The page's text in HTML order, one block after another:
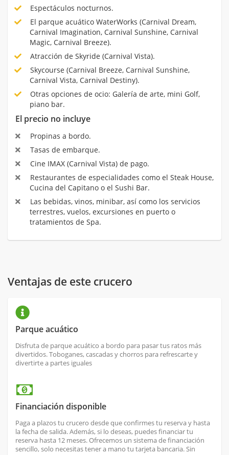
Espectáculos nocturnos.
El parque acuático WaterWorks (Carnival Dream,
Carnival Imagination, Carnival Sunshine, Carnival
Magic, Carnival Breeze).
Atracción de Skyride (Carnival Vista).
Skycourse (Carnival Breeze, Carnival Sunshine,
Carnival Vista, Carnival Destiny).
Otras opciones de ocio: Galería de arte, mini Golf,
piano bar.
El precio no incluye
Propinas a bordo.
Tasas de embarque.
Cine IMAX (Carnival Vista) de pago.
Restaurantes de especialidades como el Steak House,
Cucina del Capitano o el Sushi Bar.
Las bebidas, vinos, minibar, así como los servicios
terrestres, vuelos, excursiones en puerto o
tratamientos de Spa.
Ventajas de este crucero
Parque acuático
Disfruta de parque acuático a bordo para pasar tus ratos más
divertidos. Toboganes, cascadas y chorros para refrescarte y
divertirte a partes iguales
Financiación disponible
Paga a plazos tu crucero desde que confirmes tu reserva y hasta
la fecha de salida. Además, si lo deseas, puedes financiar tu
reserva hasta 12 meses. Ofrecemos un sistema de financiación
sencillo, solo necesitas tener a mano tu tarjeta bancaria. Sin